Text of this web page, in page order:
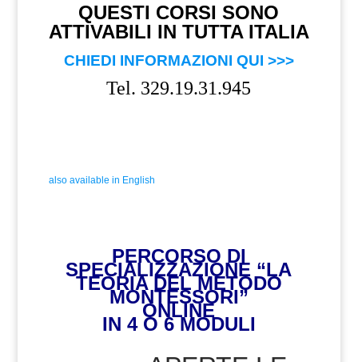
QUESTI CORSI SONO
ATTIVABILI IN TUTTA ITALIA
CHIEDI INFORMAZIONI QUI >>>
Tel. 329.19.31.945
also available in English
PERCORSO DI
SPECIALIZZAZIONE “LA
TEORIA DEL METODO
MONTESSORI”
ONLINE
IN 4 O 6 MODULI